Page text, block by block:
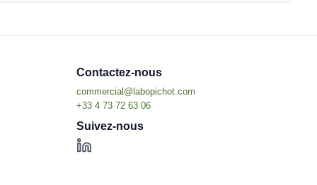
Contactez-nous
Suivez-nous